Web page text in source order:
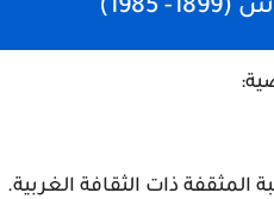
المثقفة ذات الثقافة الغربية.